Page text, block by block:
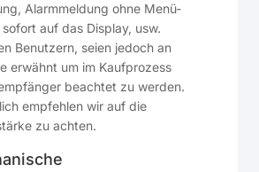
Alarmmeldung ohne Menü-
auf das Display, usw.
Benutzern, seien jedoch an
erwähnt um im Kaufprozess
beachtet zu werden.
empfehlen wir auf die
zu achten.